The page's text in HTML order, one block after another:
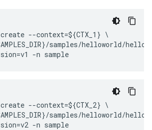
--context=${CTX_1} \
samples/helloworld/
-n sample
--context=${CTX_2} \
samples/helloworld/
-n sample